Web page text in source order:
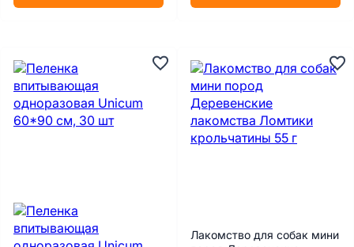
Лакомство для собак мини